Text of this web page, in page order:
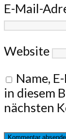
E-Mail-
Website
Name,
in diesem
nächsten